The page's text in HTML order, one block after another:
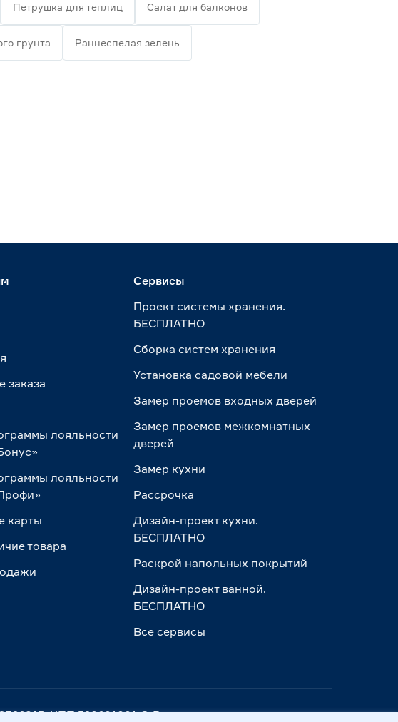
Петрушка для теплиц Салат для балконов
грунта Раннеспелая зелень
заказа
лояльности
лояльности
карты
товара
Сервисы
Проект системы хранения.
БЕСПЛАТНО
Сборка систем хранения
Установка садовой мебели
Замер проемов входных дверей
Замер проемов межкомнатных
дверей
Замер кухни
Рассрочка
Дизайн-проект кухни.
БЕСПЛАТНО
Раскрой напольных покрытий
Дизайн-проект ванной.
БЕСПЛАТНО
Все сервисы
КПП 390601001 © Все права защищены